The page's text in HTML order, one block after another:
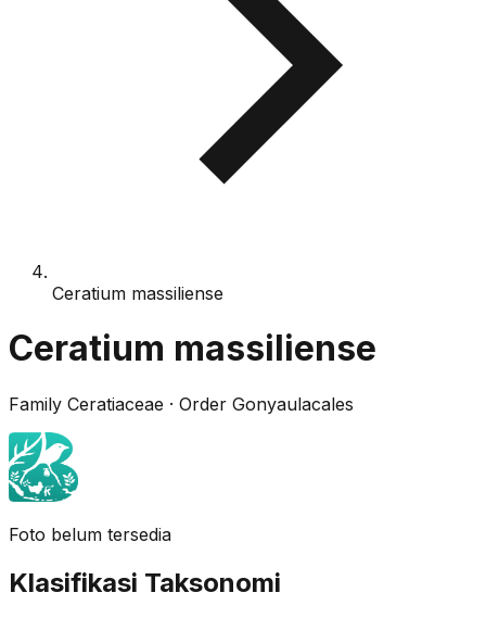
Ceratium massiliense
Ceratium massiliense
Family Ceratiaceae · Order Gonyaulacales
Foto belum tersedia
Klasifikasi Taksonomi